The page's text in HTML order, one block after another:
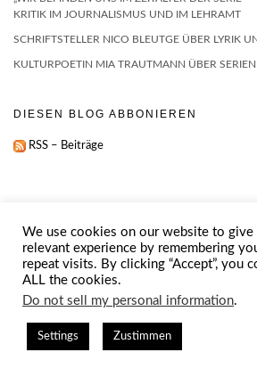
KRITIK IM JOURNALISMUS UND IM LEHRAMT
SCHRIFTSTELLER NICO BLEUTGE ÜBER LYRIK
KULTURPOETIN MIA TRAUTMANN ÜBER
DIESEN BLOG ABBONIEREN
RSS – Beiträge
We use cookies on our website to
relevant experience by remembering
repeat visits. By clicking “Accept”, you
ALL the cookies.
Do not sell my personal information.
Settings Zustimmen